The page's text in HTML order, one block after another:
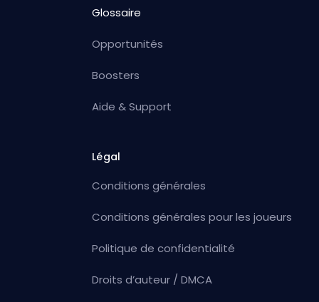
Glossaire
Opportunités
Boosters
Aide & Support
Légal
Conditions générales
Conditions générales pour les joueurs
Politique de confidentialité
Droits d’auteur / DMCA